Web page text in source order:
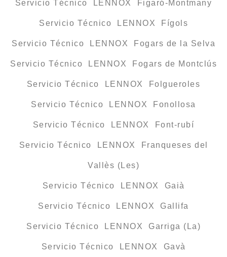
Servicio Técnico LENNOX Figaró-Montmany
Servicio Técnico LENNOX Fígols
Servicio Técnico LENNOX Fogars de la Selva
Servicio Técnico LENNOX Fogars de Montclús
Servicio Técnico LENNOX Folgueroles
Servicio Técnico LENNOX Fonollosa
Servicio Técnico LENNOX Font-rubí
Servicio Técnico LENNOX Franqueses del
Vallès (Les)
Servicio Técnico LENNOX Gaià
Servicio Técnico LENNOX Gallifa
Servicio Técnico LENNOX Garriga (La)
Servicio Técnico LENNOX Gavà